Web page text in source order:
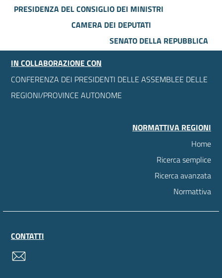
PRESIDENZA DEL CONSIGLIO DEI MINISTRI
CAMERA DEI DEPUTATI
SENATO DELLA REPUBBLICA
IN COLLABORAZIONE CON
CONFERENZA DEI PRESIDENTI DELLE ASSEMBLEE DELLE
REGIONI/PROVINCE AUTONOME
NORMATTIVA REGIONI
Home
Ricerca semplice
Ricerca avanzata
Normattiva
CONTATTI